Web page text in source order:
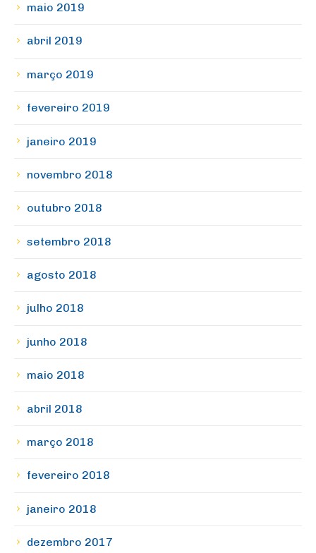
maio 2019
abril 2019
março 2019
fevereiro 2019
janeiro 2019
novembro 2018
outubro 2018
setembro 2018
agosto 2018
julho 2018
junho 2018
maio 2018
abril 2018
março 2018
fevereiro 2018
janeiro 2018
dezembro 2017